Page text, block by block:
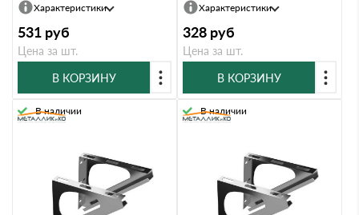
Характеристики
531 руб
Цена за шт.
В КОРЗИНУ
Характеристики
328 руб
Цена за шт.
В КОРЗИНУ
В наличии В наличии